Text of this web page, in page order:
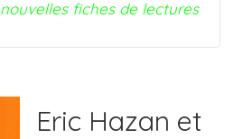
nouvelles fiches de lectures
Eric Hazan et